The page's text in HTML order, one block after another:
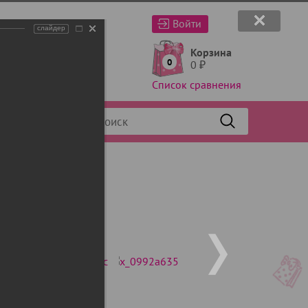
Войти
0
Корзина
0 ₽
Список сравнения
слайдер